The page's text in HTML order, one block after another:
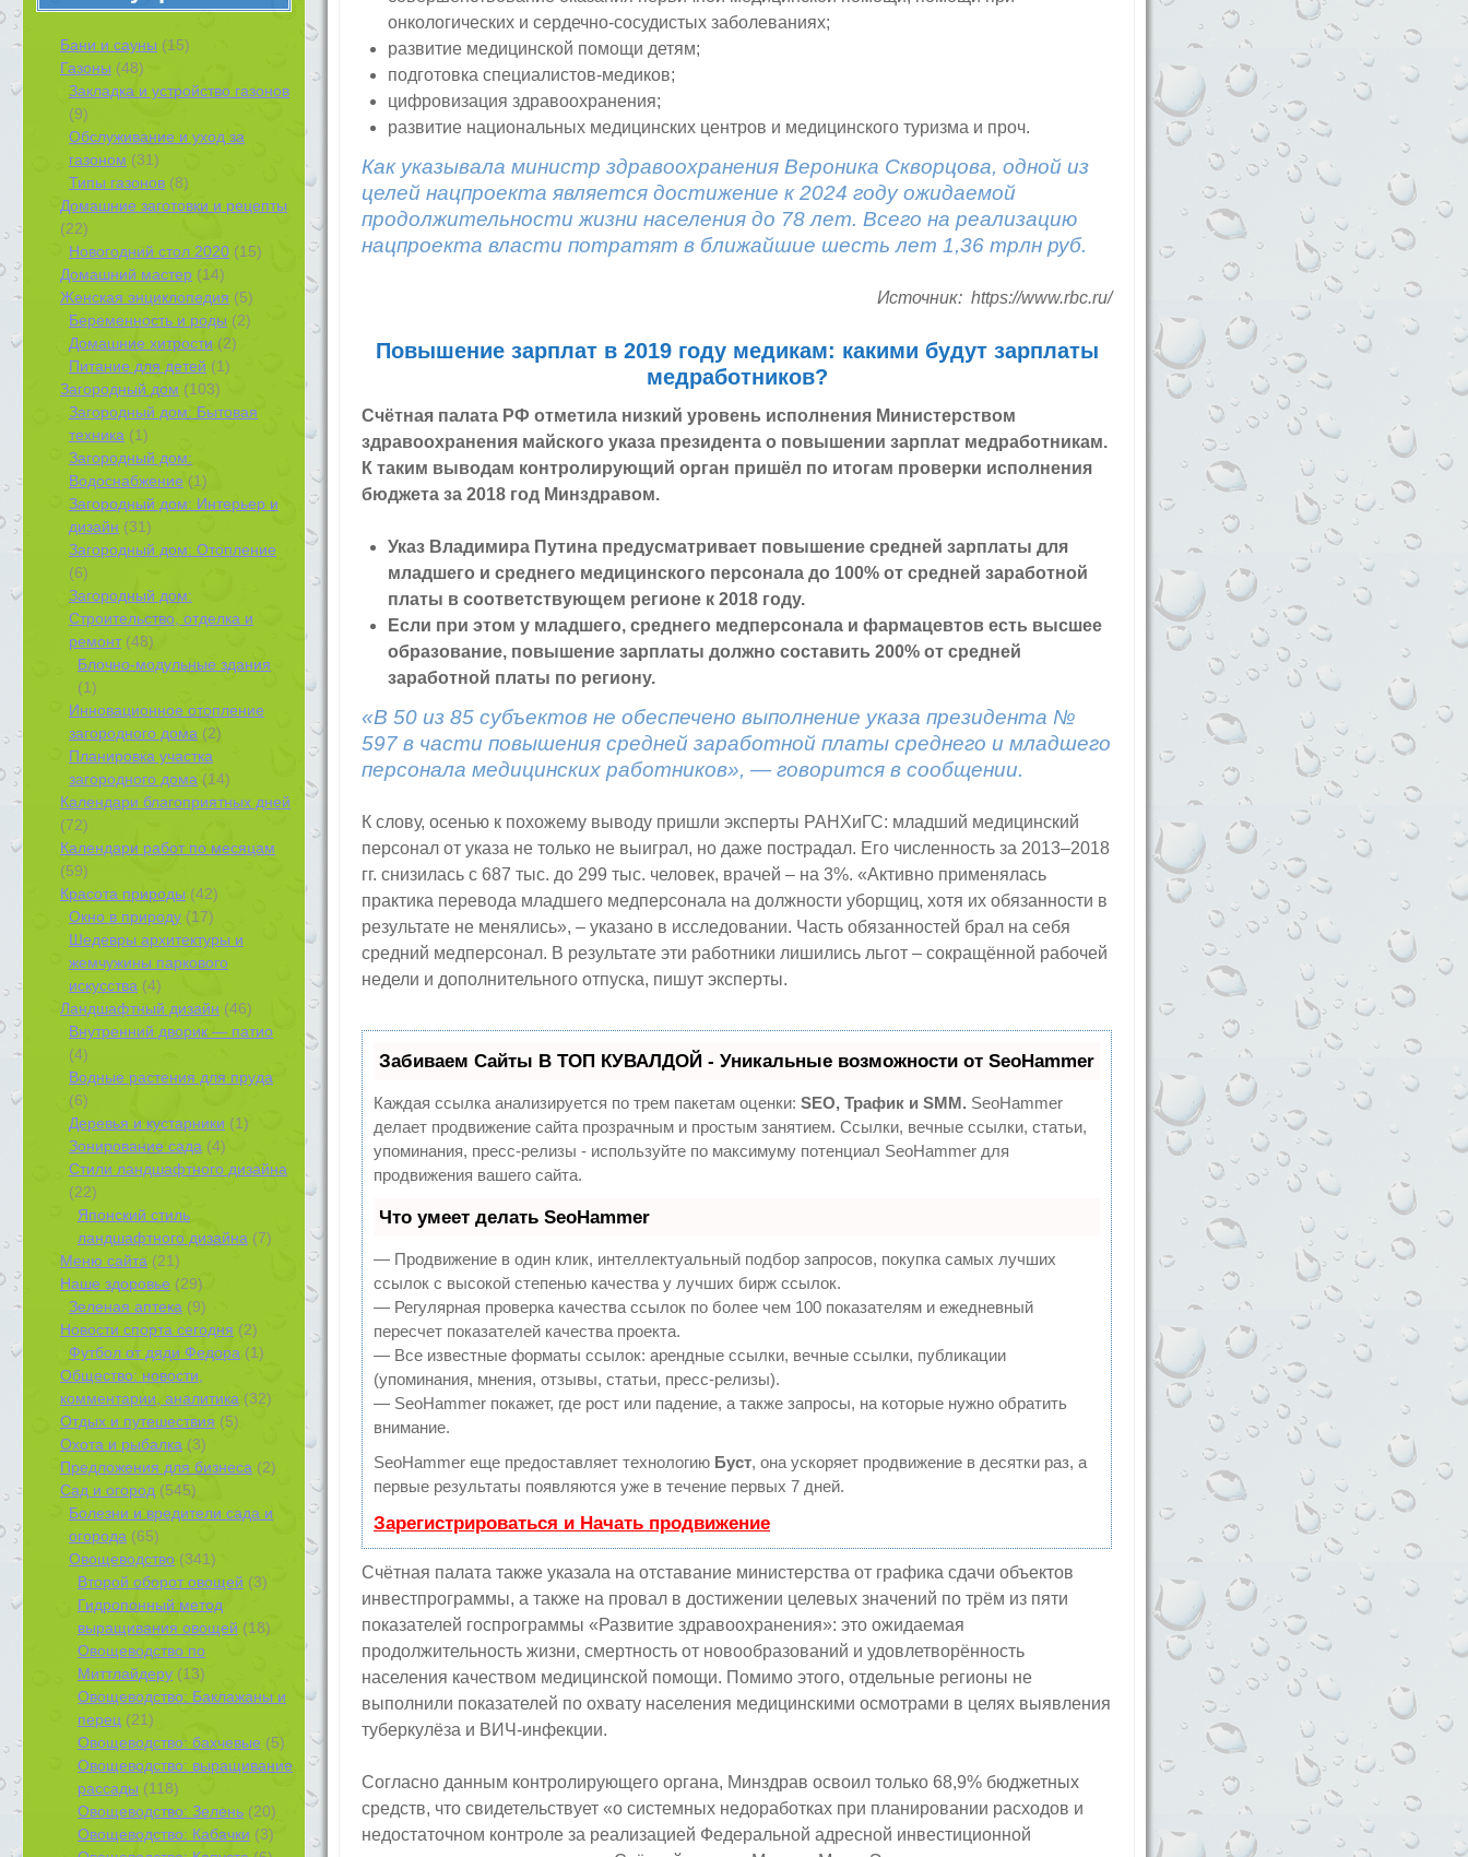
Бани и сауны (15)
Газоны (48)
Закладка и устройство газонов
(9)
Обслуживание и уход за
газоном (31)
Типы газонов (8)
Домашние заготовки и рецепты
(22)
Новогодний стол 2020 (15)
Домашний мастер (14)
Женская энциклопедия (5)
Беременность и роды (2)
Домашние хитрости (2)
Питание для детей (1)
Загородный дом (103)
Загородный дом: Бытовая
техника (1)
Загородный дом:
Водоснабжение (1)
Загородный дом: Интерьер и
дизайн (31)
Загородный дом: Отопление
(6)
Загородный дом:
Строительство, отделка и
ремонт(48)
Блочно-модульные здания
(1)
Инновационное отопление
загородного дома (2)
Планировка участка
загородного дома (14)
Календари благоприятных дней
(72)
Календари работ по месяцам
(59)
Красота природы (42)
Окно в природу (17)
Шедевры архитектуры и
жемчужины паркового
искусства (4)
Ландшафтный дизайн (46)
Внутренний дворик — патио
(4)
Водные растения для пруда
(6)
Деревья и кустарники (1)
Зонирование сада (4)
Стили ландшафтного дизайна
(22)
Японский стиль
ландшафтного дизайна (7)
Меню сайта (21)
Наше здоровье (29)
Зеленая аптека (9)
Новости спорта сегодня (2)
Футбол от дяди Федора (1)
Общество: новости,
комментарии, аналитика (32)
Отдых и путешествия (5)
Охота и рыбалка (3)
Предложения для бизнеса (2)
Сад и огород (545)
Болезни и вредители сада и
огорода (65)
Овощеводство (341)
Второй оборот овощей (3)
Гидропонный метод
выращивания овощей (18)
Овощеводство по
Миттлайдеру (13)
Овощеводство: Баклажаны и
перец (21)
Овощеводство: бахчевые (5)
Овощеводство: выращивание
рассады (118)
Овощеводство: Зелень (20)
Овощеводство: Кабачки (3)
онкологических и сердечно-сосудистых заболеваниях;
развитие медицинской помощи детям;
подготовка специалистов-медиков;
цифровизация здравоохранения;
развитие национальных медицинских центров и медицинского туризма и проч.
Как указывала министр здравоохранения Вероника Скворцова, одной из
целей нацпроекта является достижение к 2024 году ожидаемой
продолжительности жизни населения до 78 лет. Всего на реализацию
нацпроекта власти потратят в ближайшие шесть лет 1,36 трлн руб.
Источник: https://www.rbc.ru/
Повышение зарплат в 2019 году медикам: какими будут зарплаты
медработников?
Счётная палата РФ отметила низкий уровень исполнения Министерством
здравоохранения майского указа президента о повышении зарплат медработникам.
К таким выводам контролирующий орган пришёл по итогам проверки исполнения
бюджета за 2018 год Минздравом.
Указ Владимира Путина предусматривает повышение средней зарплаты для
младшего и среднего медицинского персонала до 100% от средней заработной
платы в соответствующем регионе к 2018 году.
Если при этом у младшего, среднего медперсонала и фармацевтов есть высшее
образование, повышение зарплаты должно составить 200% от средней
заработной платы по региону.
«В 50 из 85 субъектов не обеспечено выполнение указа президента №
597 в части повышения средней заработной платы среднего и младшего
персонала медицинских работников», — говорится в сообщении.
К слову, осенью к похожему выводу пришли эксперты РАНХиГС: младший медицинский
персонал от указа не только не выиграл, но даже пострадал. Его численность за 2013–2018
гг. снизилась с 687 тыс. до 299 тыс. человек, врачей – на 3%. «Активно применялась
практика перевода младшего медперсонала на должности уборщиц, хотя их обязанности в
результате не менялись», – указано в исследовании. Часть обязанностей брал на себя
средний медперсонал. В результате эти работники лишились льгот – сокращённой рабочей
недели и дополнительного отпуска, пишут эксперты.
Забиваем Сайты В ТОП КУВАЛДОЙ - Уникальные возможности от SeoHammer
Каждая ссылка анализируется по трем пакетам оценки: SEO, Трафик и SMM. SeoHammer
делает продвижение сайта прозрачным и простым занятием. Ссылки, вечные ссылки, статьи,
упоминания, пресс-релизы - используйте по максимуму потенциал SeoHammer для
продвижения вашего сайта.
Что умеет делать SeoHammer
— Продвижение в один клик, интеллектуальный подбор запросов, покупка самых лучших
ссылок с высокой степенью качества у лучших бирж ссылок.
— Регулярная проверка качества ссылок по более чем 100 показателям и ежедневный
пересчет показателей качества проекта.
— Все известные форматы ссылок: арендные ссылки, вечные ссылки, публикации
(упоминания, мнения, отзывы, статьи, пресс-релизы).
— SeoHammer покажет, где рост или падение, а также запросы, на которые нужно обратить
внимание.
SeoHammer еще предоставляет технологию Буст, она ускоряет продвижение в десятки раз, а
первые результаты появляются уже в течение первых 7 дней.
Зарегистрироваться и Начать продвижение
Счётная палата также указала на отставание министерства от графика сдачи объектов
инвестпрограммы, а также на провал в достижении целевых значений по трём из пяти
показателей госпрограммы «Развитие здравоохранения»: это ожидаемая
продолжительность жизни, смертность от новообразований и удовлетворённость
населения качеством медицинской помощи. Помимо этого, отдельные регионы не
выполнили показателей по охвату населения медицинскими осмотрами в целях выявления
туберкулёза и ВИЧ-инфекции.
Согласно данным контролирующего органа, Минздрав освоил только 68,9% бюджетных
средств, что свидетельствует «о системных недоработках при планировании расходов и
недостаточном контроле за реализацией Федеральной адресной инвестиционной